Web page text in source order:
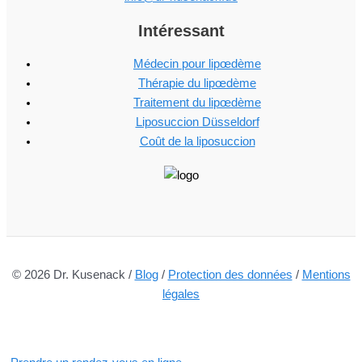
Intéressant
Médecin pour lipœdème
Thérapie du lipœdème
Traitement du lipœdème
Liposuccion Düsseldorf
Coût de la liposuccion
© 2026 Dr. Kusenack / Blog/ Protection des données / Mentions
légales